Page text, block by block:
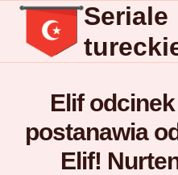
Przejdź
treści
Seriale
Elif
postanawia
Elif!